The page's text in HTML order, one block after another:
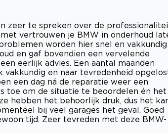
zeer te spreken over de
vertrouwen je BMW in onderhoud
worden hier snel en vakkundig
en gaf bovendien een vervelende
eerlijk advies. Een aantal maanden
vakkundig en naar tevredenheid
een dag ná de reparatie weer een
toe om de situatie te beoordelen én het
hebben het behoorlijk druk, dus het
bij veel garages het geval. Goed
tijd. Zeer tevreden met deze BMW-